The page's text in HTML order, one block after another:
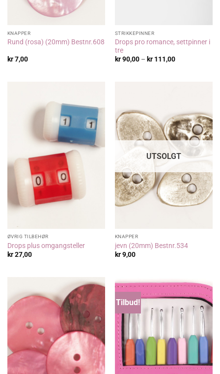
KNAPPER
Rund (rosa) (20mm) Bestnr.608
kr7,00
STRIKKEPINNER
Drops pro romance, settpinner i
tre
kr90,00 – kr111,00Prisområde:
ØVRIG TILBEHØR
Drops plus omgangsteller
kr27,00
UTSOLGT
KNAPPER
jevn (20mm) Bestnr.534
kr9,00
Tilbud!